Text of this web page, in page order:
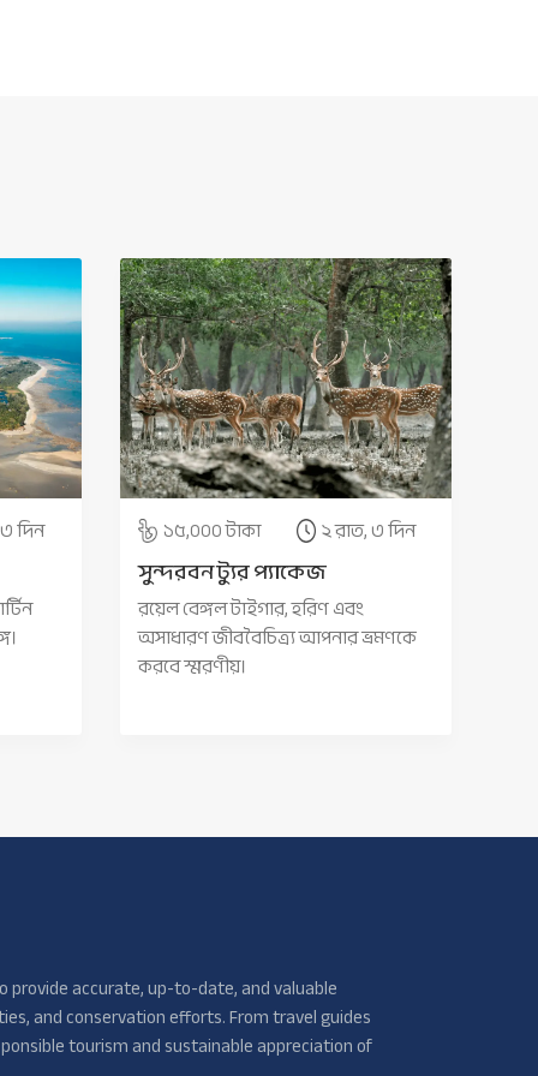
দিন ১৫,০০০ টাকা ২ রাত, ৩ দিন
সুন্দরবন ট্যুর প্যাকেজ
রয়েল বেঙ্গল টাইগার, হরিণ এবং
অসাধারণ জীববৈচিত্র্য আপনার ভ্রমণকে
করবে স্মরণীয়।
provide accurate, up-to-date, and valuable
and conservation efforts. From travel guides
tourism and sustainable appreciation of